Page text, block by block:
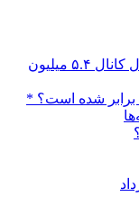
*رکوردشکنی تاریخی بورس با فتح کانال کانال ۵.۴ میلیون